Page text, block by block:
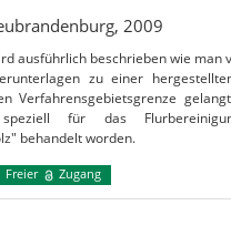
2009
ausführlich beschrieben wie man
zu einer
Verfahrensgebietsgrenze
für das
behandelt worden.
Freier Zugang